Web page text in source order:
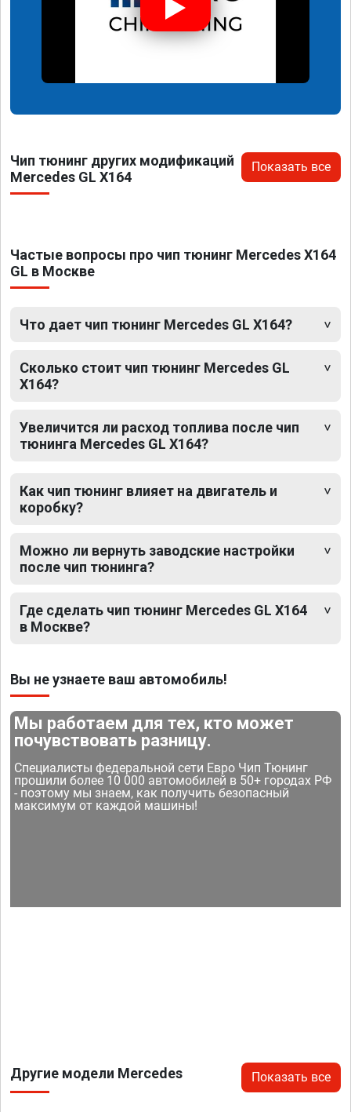
Чип тюнинг других модификаций
Mercedes GL X164
Показать все
Частые вопросы про чип тюнинг Mercedes X164
GL в Москве
Что дает чип тюнинг Mercedes GL X164?
Сколько стоит чип тюнинг Mercedes GL
X164?
Увеличится ли расход топлива после чип
тюнинга Mercedes GL X164?
Как чип тюнинг влияет на двигатель и
коробку?
Можно ли вернуть заводские настройки
после чип тюнинга?
Где сделать чип тюнинг Mercedes GL X164
в Москве?
Вы не узнаете ваш автомобиль!
Мы работаем для тех, кто может
почувствовать разницу.
Специалисты федеральной сети Евро Чип Тюнинг
прошили более 10 000 автомобилей в 50+ городах РФ
- поэтому мы знаем, как получить безопасный
максимум от каждой машины!
Другие модели Mercedes Показать все